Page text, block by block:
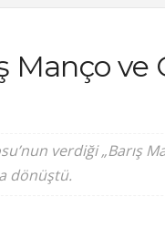
Manço ve
verdiği „Barış
dönüştü.